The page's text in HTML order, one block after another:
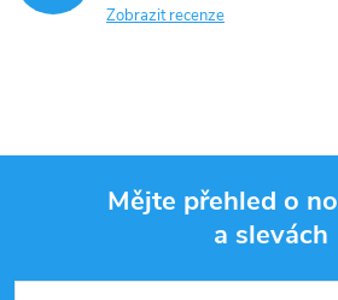
Zobrazit recenze
Mějte přehled o
a slevách